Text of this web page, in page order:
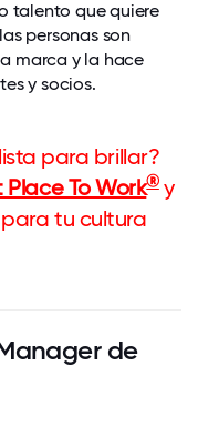
talento que quiere
personas son
marca y la hace
y socios.
para brillar?
To Work®y
tu cultura
de